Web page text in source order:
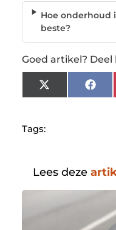
Hoe
beste?
Goed artikel?
X
(Twitter)
Tags:
Lees deze